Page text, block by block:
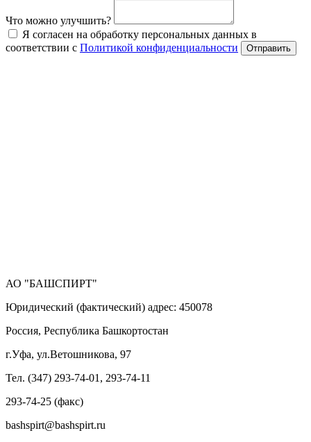
Что можно улучшить?
Я согласен на обработку персональных данных в
соответствии с Политикой конфиденциальности Отправить
АО "БАШСПИРТ"
Юридический (фактический) адрес: 450078
Россия, Республика Башкортостан
г.Уфа, ул.Ветошникова, 97
Тел. (347) 293-74-01, 293-74-11
293-74-25 (факс)
bashspirt@bashspirt.ru